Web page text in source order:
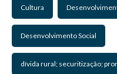
Cultura
Desenvolvimento Social
dívida rural; securitização;